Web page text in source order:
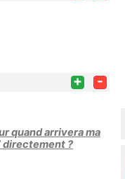
+ -
quand arrivera ma
directement ?